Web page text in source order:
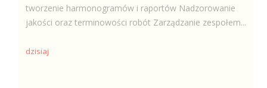
tworzenie harmonogramów i raportów Nadzorowanie
jakości oraz terminowości robót Zarządzanie zespołem...
dzisiaj